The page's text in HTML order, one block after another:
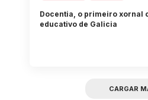
Docentia, o primeiro xornal
educativo de Galicia
CARGAR